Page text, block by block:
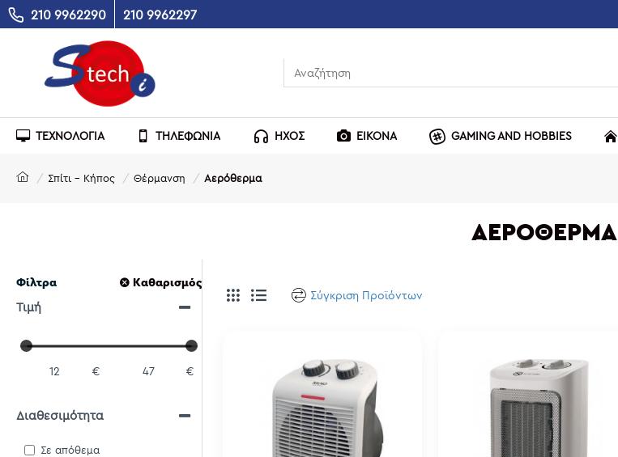
210 9962290 210 9962297
ΤΕΧΝΟΛΟΓΙΑ ΤΗΛΕΦΩΝΙΑ ΗΧΟΣ ΕΙΚΟΝΑ GAMING AND HOBBIES
Σπίτι - Κήπος Θέρμανση Αερόθερμα
ΑΕΡΌΘΕΡΜΑ
Φίλτρα Καθαρισμός
Τιμή
€ €
Διαθεσιμότητα
Σε απόθεμα
Σύγκριση Προϊόντων